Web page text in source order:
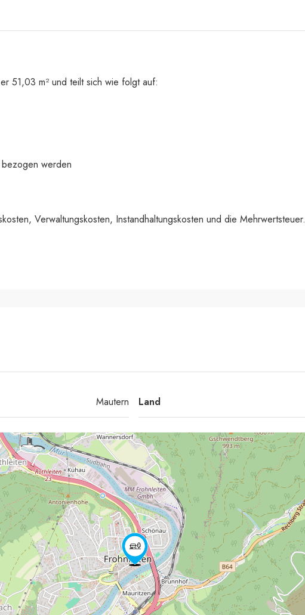
51,03 m² und teilt sich wie folgt auf:
werden
Verwaltungskosten, Instandhaltungskosten und die Mehrwertsteuer.
Mautern Land